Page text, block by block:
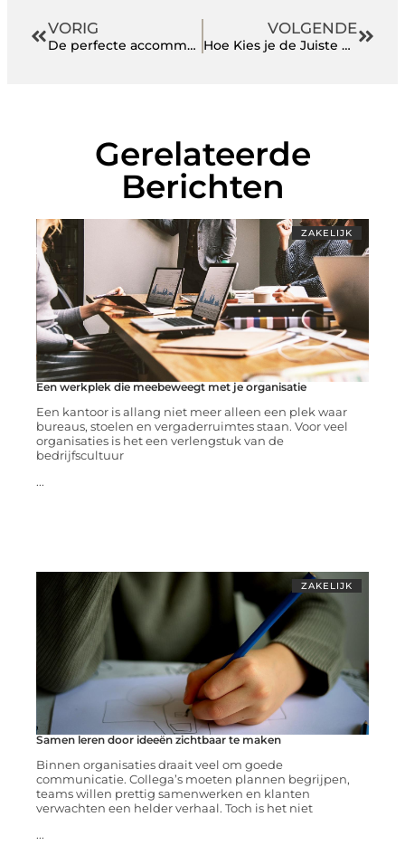
VORIG
De perfecte accommodatie bij Leistert
VOLGENDE
Hoe Kies je de Juiste Legbordstellingen voor jouw Opslagruimte?
Gerelateerde
Berichten
ZAKELIJK
Een werkplek die meebeweegt met je organisatie
Een kantoor is allang niet meer alleen een plek waar
bureaus, stoelen en vergaderruimtes staan. Voor veel
organisaties is het een verlengstuk van de
bedrijfscultuur
...
ZAKELIJK
Samen leren door ideeën zichtbaar te maken
Binnen organisaties draait veel om goede
communicatie. Collega’s moeten plannen begrijpen,
teams willen prettig samenwerken en klanten
verwachten een helder verhaal. Toch is het niet
...